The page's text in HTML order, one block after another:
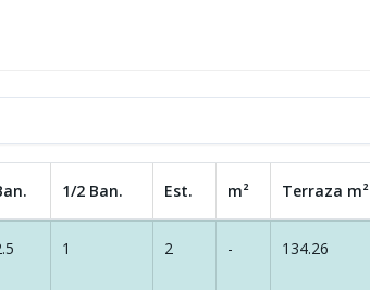
1/2 Ban. Est. m² Terraza m²
1 2 - 134.26